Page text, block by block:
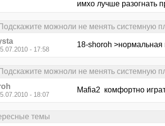
имхо лучше разогнать
можноли не менять системную
- 17:58
18-shoroh >нормальная
можноли не менять системную
- 18:07
Mafia2 комфортно
темы